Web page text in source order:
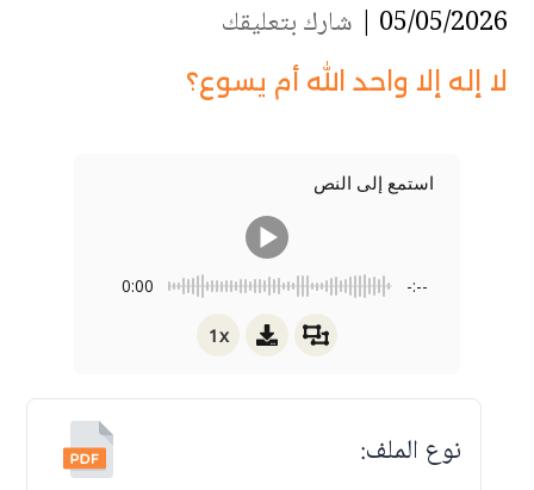
05/05/2026 | شارك بتعليقك
لا إله إلا واحد الله أم يسوع؟
استمع إلى النص
0:00 -:--
1x
نوع الملف: